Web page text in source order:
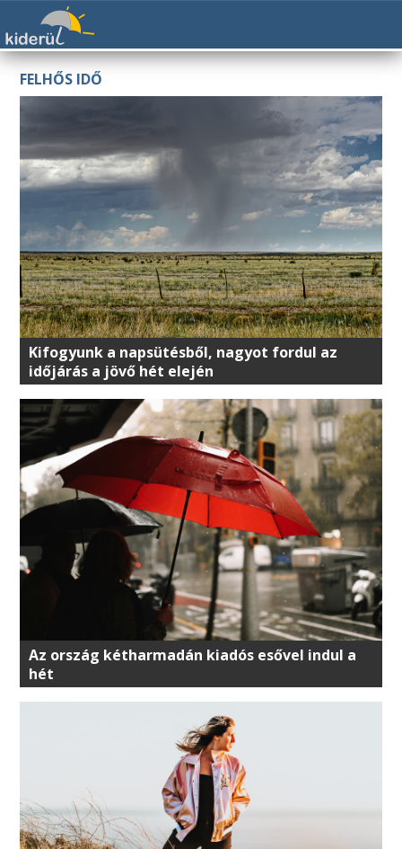
FELHŐS IDŐ
Kifogyunk a napsütésből, nagyot fordul az
időjárás a jövő hét elején
Az ország kétharmadán kiadós esővel indul a
hét